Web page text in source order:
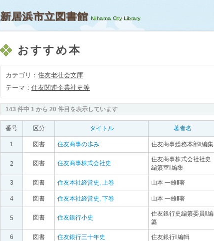
新居浜市立図書館
おすすめ本
カテゴリ： 住友老壮会文庫
テーマ： 住友関連企業社史等
143 件中 1 から 20 件目を表示しています
番号 区分 タイトル 著者名
1 図書 住友商事の歩み 住友商事総務本部‖編集
2 図書 住友商事株式会社史
住友商事株式会社社史
編纂室‖編集
3 図書 住友本社経営史, 上巻 山本 一雄‖著
4 図書 住友本社経営史, 下巻 山本 一雄‖著
5 図書 住友銀行小史
住友銀行史編纂委員‖編
纂
6 図書 住友銀行三十年史 住友銀行‖編輯